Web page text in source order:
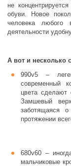
не
обуви. Новое
человека любого
деятельности
А вот и несколько
990v5 –
современный
цвета сделают
Замшевый
заботящаяся
протяжении
680v60 –
мальчиковые